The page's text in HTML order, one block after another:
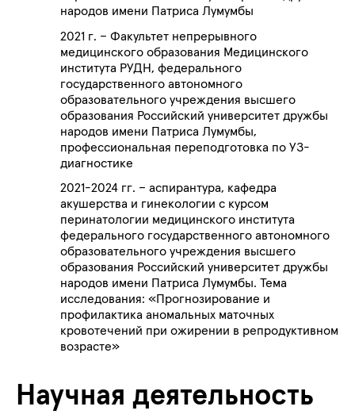
народов имени Патриса Лумумбы
2021 г. – Факультет непрерывного
медицинского образования Медицинского
института РУДН, федерального
государственного автономного
образовательного учреждения высшего
образования Российский университет дружбы
народов имени Патриса Лумумбы,
профессиональная переподготовка по УЗ-
диагностике
2021-2024 гг. – аспирантура, кафедра
акушерства и гинекологии с курсом
перинатологии медицинского института
федерального государственного автономного
образовательного учреждения высшего
образования Российский университет дружбы
народов имени Патриса Лумумбы. Тема
исследования: «Прогнозирование и
профилактика аномальных маточных
кровотечений при ожирении в репродуктивном
возрасте»
Научная деятельность